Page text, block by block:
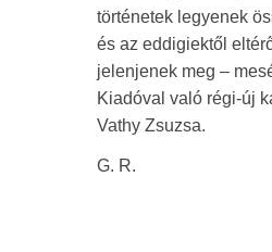
történetek legyenek
és az eddigiektől
jelenjenek meg –
Kiadóval való régi-új
Vathy Zsuzsa.
G. R.